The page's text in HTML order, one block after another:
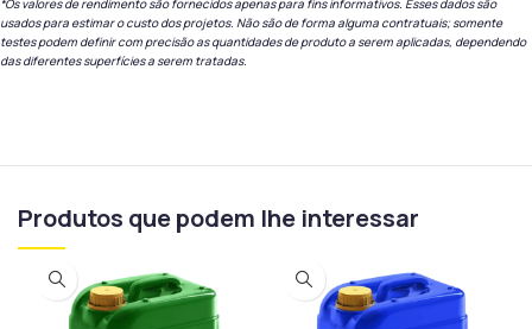
usados ​​para estimar o custo dos projetos. Não são de forma alguma contratuais; somente
testes podem definir com precisão as quantidades de produto a serem aplicadas, dependendo
das diferentes superfícies a serem tratadas.
Produtos que podem lhe interessar